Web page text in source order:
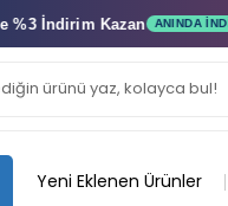
İndirimKazan ANINDA İNDIRIM
Yeni Eklenen Ürünler